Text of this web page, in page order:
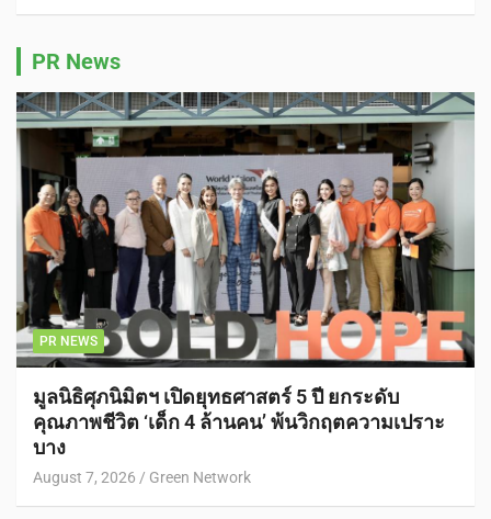
PR News
PR NEWS
มูลนิธิศุภนิมิตฯ เปิดยุทธศาสตร์ 5 ปี ยกระดับ
คุณภาพชีวิต ‘เด็ก 4 ล้านคน’ พ้นวิกฤตความเปราะ
บาง
August 7, 2026 Green Network